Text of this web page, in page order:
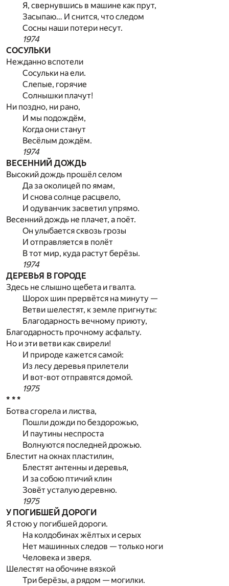
Я, свернувшись в машине как прут,
Засыпаю… И снится, что следом
Сосны наши потери несут.
1974
СОСУЛЬКИ
Нежданно вспотели
Сосульки на ели.
Слепые, горячие
Солнышки плачут!
Ни поздно, ни рано,
И мы подождём,
Когда они станут
Весёлым дождём.
1974
ВЕСЕННИЙ ДОЖДЬ
Высокий дождь прошёл селом
Да за околицей по ямам,
И снова солнце расцвело,
И одуванчик засветил упрямо.
Весенний дождь не плачет, а поёт.
Он улыбается сквозь грозы
И отправляется в полёт
В тот мир, куда растут берёзы.
1974
ДЕРЕВЬЯ В ГОРОДЕ
Здесь не слышно щебета и гвалта.
Шорох шин прервётся на минуту —
Ветви шелестят, к земле пригнуты:
Благодарность вечному приюту,
Благодарность прочному асфальту.
Но и эти ветви как свирели!
И природе кажется самой:
Из лесу деревья прилетели
И вот-вот отправятся домой.
1975
* * *
Ботва сгорела и листва,
Пошли дожди по бездорожью,
И паутины неспроста
Волнуются последней дрожью.
Блестит на окнах пластилин,
Блестят антенны и деревья,
И за собою птичий клин
Зовёт усталую деревню.
1975
У ПОГИБШЕЙ ДОРОГИ
Я стою у погибшей дороги.
На колдобинах жёлтых и серых
Нет машинных следов — только ноги
Человека и зверя.
Шелестят на обочине вязкой
Три берёзы, а рядом — могилки.